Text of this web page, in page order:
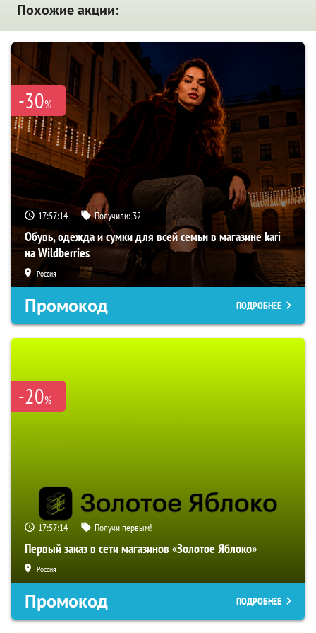
Похожие акции:
-30%
17:57:13 Получили: 32
Обувь, одежда и сумки для всей семьи в магазине kari
на Wildberries
Россия
Промокод ПОДРОБНЕЕ
-20%
17:57:13 Получи первым!
Первый заказ в сети магазинов «Золотое Яблоко»
Россия
Промокод ПОДРОБНЕЕ